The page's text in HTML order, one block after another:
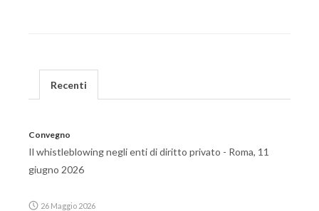
Recenti
Convegno
Il whistleblowing negli enti di diritto privato - Roma, 11
giugno 2026
26 Maggio 2026